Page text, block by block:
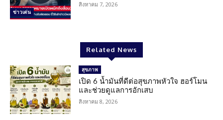
ข่าวเด่น
สิงหาคม 7, 2026
Related News
สุขภาพ
เปิด 6 น้ำมันที่ดีต่อสุขภาพหัวใจ ฮอร์โมน
และช่วยดูแลการอักเสบ
สิงหาคม 8, 2026